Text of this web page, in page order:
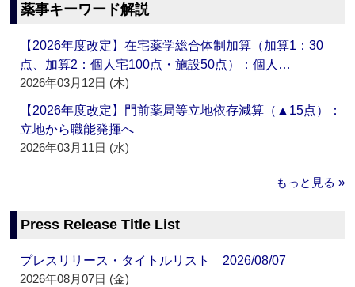
薬事キーワード解説
【2026年度改定】在宅薬学総合体制加算（加算1：30
点、加算2：個人宅100点・施設50点）：個人…
2026年03月12日 (木)
【2026年度改定】門前薬局等立地依存減算（▲15点）：
立地から職能発揮へ
2026年03月11日 (水)
もっと見る »
Press Release Title List
プレスリリース・タイトルリスト 2026/08/07
2026年08月07日 (金)